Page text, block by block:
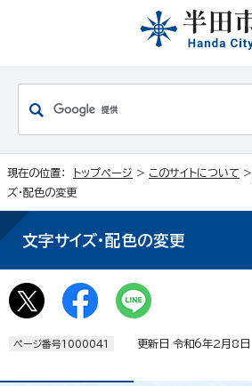
現在の位置： トップページ > このサイトについて >
ズ・配色の変更
文字サイズ・配色の変更
ページ番号1000041 更新日 令和6年2月8日